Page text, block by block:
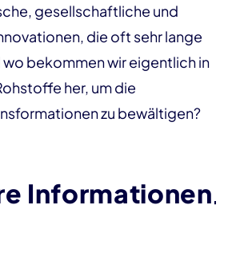
gesellschaftliche und
die oft sehr lange
wo bekommen wir eigentlich in
her, um die
zu bewältigen?
Informationen